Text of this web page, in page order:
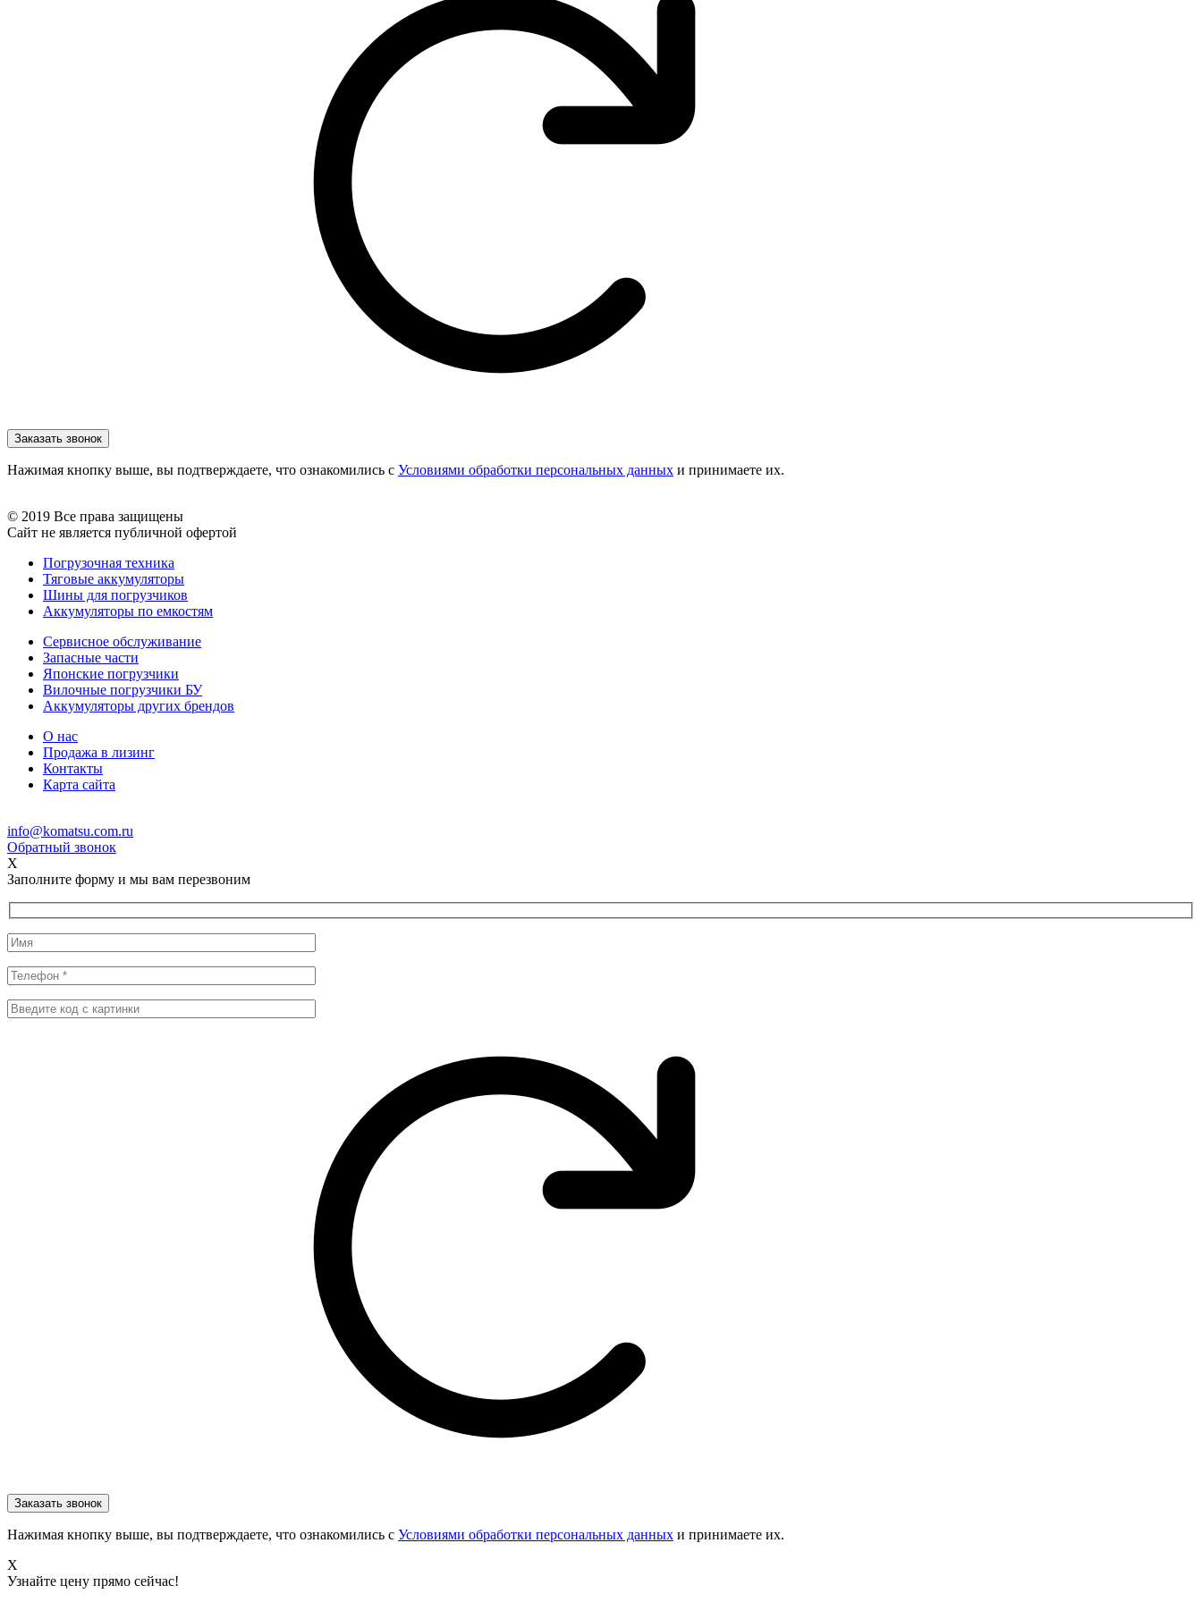
Нажимая кнопку выше, вы подтверждаете, что ознакомились с Условиями обработки персональных данных и принимаете их.
© 2019 Все права защищены
Сайт не является публичной офертой
Погрузочная техника
Тяговые аккумуляторы
Шины для погрузчиков
Аккумуляторы по емкостям
Сервисное обслуживание
Запасные части
Японские погрузчики
Вилочные погрузчики БУ
Аккумуляторы других брендов
О нас
Продажа в лизинг
Контакты
Карта сайта
info@komatsu.com.ru
Обратный звонок
X
Заполните форму и мы вам перезвоним
Нажимая кнопку выше, вы подтверждаете, что ознакомились с Условиями обработки персональных данных и принимаете их.
X
Узнайте цену прямо сейчас!